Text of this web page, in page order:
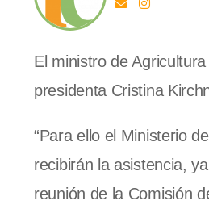
El ministro de
presidenta Cristina
“Para ello el Ministerio
recibirán la asistencia,
reunión de la Comisión